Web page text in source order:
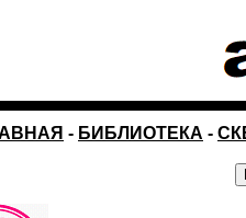
- БИБЛИОТЕКА -